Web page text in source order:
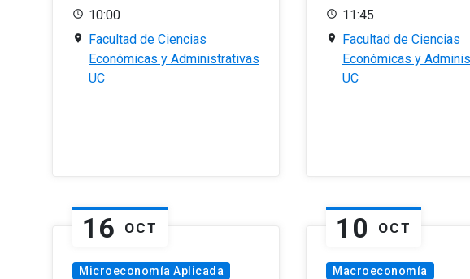
10:00
Facultad de Ciencias
Económicas y Administrativas
UC
11:45
Facultad de Ciencias
Económicas y
UC
16 OCT
Microeconomía Aplicada
10 OCT
Macroeconomía